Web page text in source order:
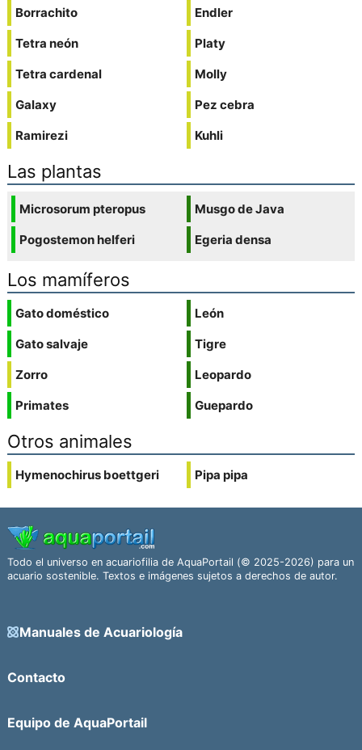
Borrachito
Tetra neón
Tetra cardenal
Galaxy
Ramirezi
Endler
Platy
Molly
Pez cebra
Kuhli
Las plantas
Microsorum pteropus
Pogostemon helferi
Musgo de Java
Egeria densa
Los mamíferos
Gato doméstico
Gato salvaje
Zorro
Primates
León
Tigre
Leopardo
Guepardo
Otros animales
Hymenochirus boettgeri Pipa pipa
Todo el universo en acuariofilia de AquaPortail (© 2025-2026) para un
acuario sostenible. Textos e imágenes sujetos a derechos de autor.
Manuales de Acuariología
Contacto
Equipo de AquaPortail